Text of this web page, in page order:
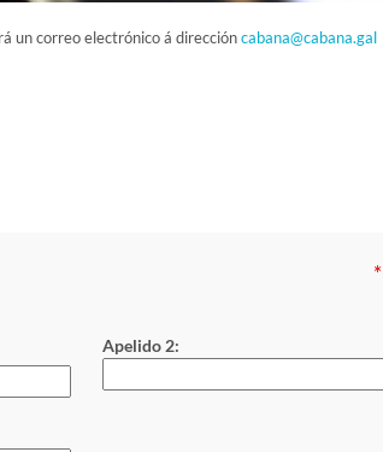
un correo electrónico á direccióncabana@cabana.gal
*
Apelido 2: